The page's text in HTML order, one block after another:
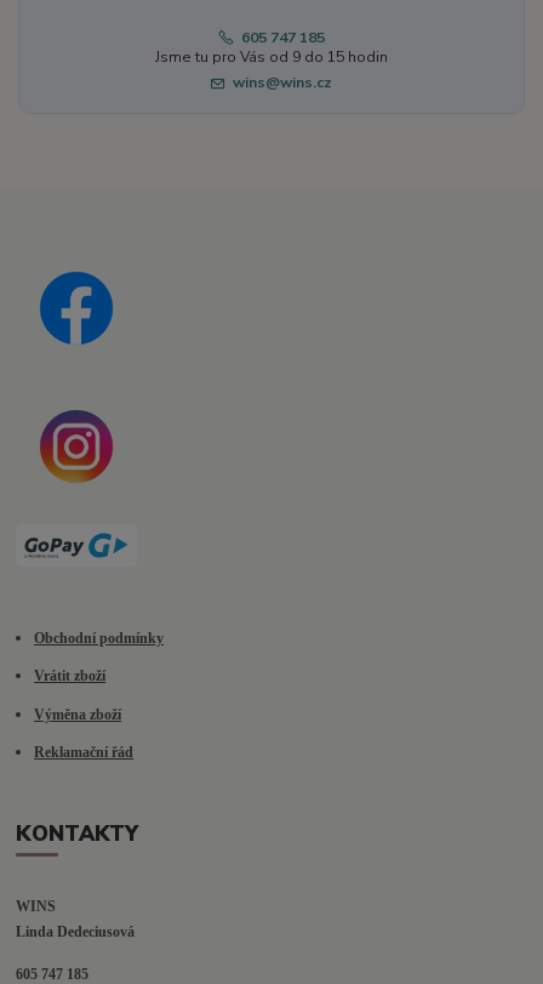
605 747 185
Jsme tu pro Vás od 9 do 15 hodin
wins@wins.cz
Obchodní podmínky
Vrátit zboží
Výměna zboží
Reklamační řád
KONTAKTY
WINS
Linda Dedeciusová
605 747 185